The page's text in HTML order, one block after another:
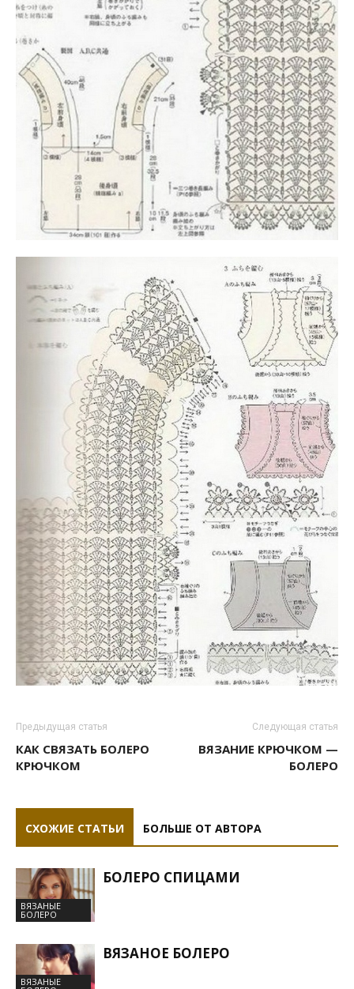
Предыдущая статья
КАК СВЯЗАТЬ БОЛЕРО
КРЮЧКОМ
Следующая статья
ВЯЗАНИЕ КРЮЧКОМ —
БОЛЕРО
СХОЖИЕ СТАТЬИ БОЛЬШЕ ОТ АВТОРА
ВЯЗАНЫЕ
БОЛЕРО
БОЛЕРО СПИЦАМИ
ВЯЗАНЫЕ
ВЯЗАНОЕ БОЛЕРО